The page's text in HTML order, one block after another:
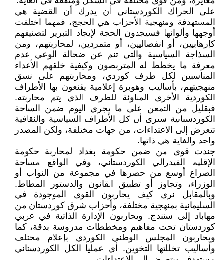
على الحراك الكوردستاني أن يدرك أن القضية هي
المستهدفة ومنهجية الأحزاب هي الحجج، فمهما اختلفت
أوجهها وألوانها فسيجدون الحجة لإيجاد التبرير لتصنيفهم
كإرهابيين، أو انفصاليين، أو متمردين، لمحاربتهم، ومن
السذاجة السياسية والتي تنم عن ضحالة الوعي عدم
معرفة ما يخطط له المتربصون وكيفية خلقهم الأعداء
المناسبين لكل طرف كوردي، ومحاربتهم على نسق
منهجيتهم، بأساليب وهوبرة إعلامية يقنعون بها الأطراف
الكوردية الأخرى المناوئة للطرف الذي يتم محاربته.
فبقليل من التمعن على ما يجري اليوم ضمن الساحة
الكوردستانية سنرى أن كل الأطراف السياسية والثقافية
تتعرض إلى الاعتداءات، من جهات مختلفة، ولكن المصدر
واحد والغاية هي ذاتها.
جندت قوى من ضمن حكومة بغداد لمحاربة حكومة
الإقليم الفيدرالي الكوردستاني، وفي الواقع مساحة
الصراع أوسع من حصرها في مجموعة من النواب أو
الوزراء، وتجاوز أو تطبيق القانون والدستور المطاط.
وبالمقابل نرى كيف يحاربون القوى الموجودة في
السليمانية بمنهجية مختلفة، وأحزاب شرق كوردستان من
مهاباد إلى سنندج. ويحاربون الإدارة الذاتية في غربي
كوردستان تحت مفاهيم ومخططات مدروسة بدقة، كما
ويحاربون المجلس الوطني الكوردي بإعلام مختلف
وأساليب تخللتها التخوين. أي عمليا الكل الكوردستاني